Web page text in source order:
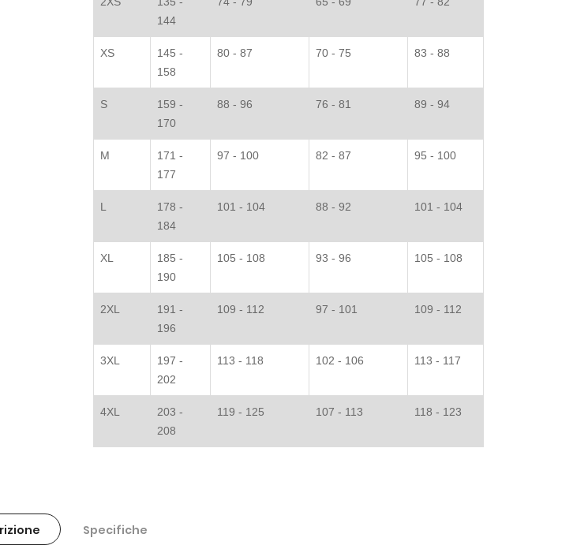
144
XS
145 -
158
80 - 87 70 - 75 83 - 88
S
159 -
170
88 - 96 76 - 81 89 - 94
M
171 -
177
97 - 100 82 - 87 95 - 100
L
178 -
184
101 - 104 88 - 92 101 - 104
XL
185 -
190
105 - 108 93 - 96 105 - 108
2XL
191 -
196
109 - 112 97 - 101 109 - 112
3XL
197 -
202
113 - 118 102 - 106 113 - 117
4XL
203 -
208
119 - 125 107 - 113 118 - 123
Specifiche